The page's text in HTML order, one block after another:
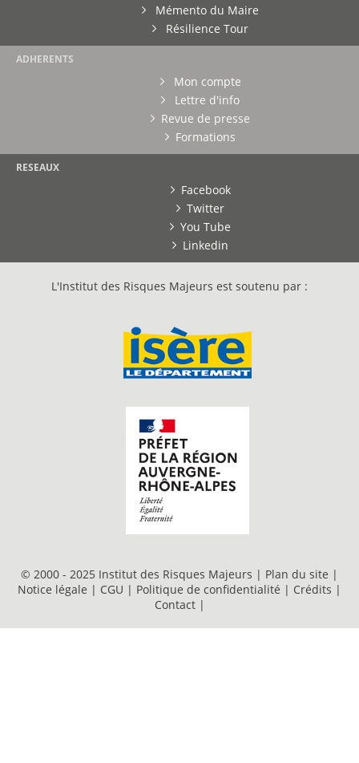
Mémento du Maire
Résilience Tour
ADHERENTS
Mon compte
Lettre d'info
Revue de presse
Formations
RESEAUX
Facebook
Twitter
You Tube
Linkedin
L'Institut des Risques Majeurs est soutenu par :
© 2000 - 2025 Institut des Risques Majeurs | Plan du site |
Notice légale | CGU | Politique de confidentialité | Crédits |
Contact |